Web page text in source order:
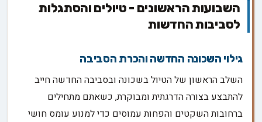
השבועות הראשונים - טיולים והסתגלות
לסביבות החדשות
גילוי השכונה החדשה והכרת הסביבה
השלב הראשון של הטיול בשכונה ובסביבה החדשה חייב
להתבצע בצורה הדרגתית ומבוקרת, כשאתם מתחילים
ברחובות השקטים והפחות עמוסים כדי למנוע עומס חושי